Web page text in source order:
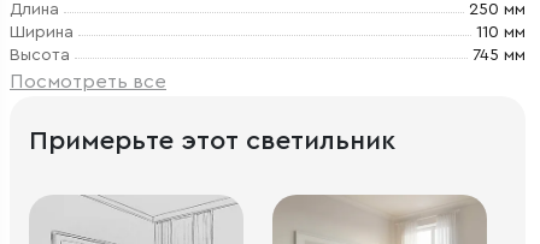
Длина
250 мм
Ширина
110 мм
Высота
745 мм
Посмотреть все
Примерьте этот светильник